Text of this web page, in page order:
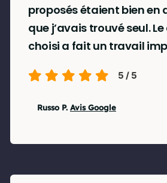
proposés étaient bien en
que j’avais trouvé seul.
choisi a fait un travail
5 / 5
Russo P. Avis Google